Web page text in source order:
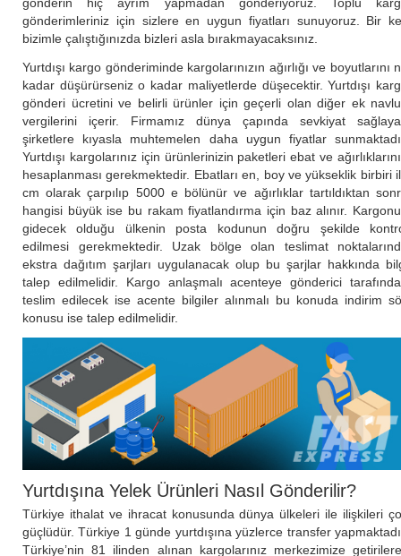
gönderimleriniz için sizlere en uygun fiyatları sunuyoruz. Bir
bizimle çalıştığınızda bizleri asla bırakmayacaksınız.
Yurtdışı kargo gönderiminde kargolarınızın ağırlığı ve boyutlarını
kadar düşürürseniz o kadar maliyetlerde düşecektir. Yurtdışı
gönderi ücretini ve belirli ürünler için geçerli olan diğer ek
vergilerini içerir. Firmamız dünya çapında sevkiyat
şirketlere kıyasla muhtemelen daha uygun fiyatlar
Yurtdışı kargolarınız için ürünlerinizin paketleri ebat ve
hesaplanması gerekmektedir. Ebatları en, boy ve yükseklik birbiri
cm olarak çarpılıp 5000 e bölünür ve ağırlıklar tartıldıktan
hangisi büyük ise bu rakam fiyatlandırma için baz alınır.
gidecek olduğu ülkenin posta kodunun doğru şekilde
edilmesi gerekmektedir. Uzak bölge olan teslimat
ekstra dağıtım şarjları uygulanacak olup bu şarjlar hakkında
talep edilmelidir. Kargo anlaşmalı acenteye gönderici
teslim edilecek ise acente bilgiler alınmalı bu konuda indirim
konusu ise talep edilmelidir.
Yurtdışına Yelek Ürünleri Nasıl Gönderilir?
Türkiye ithalat ve ihracat konusunda dünya ülkeleri ile ilişkileri
güçlüdür. Türkiye 1 günde yurtdışına yüzlerce transfer
Türkiye’nin 81 ilinden alınan kargolarınız merkezimize